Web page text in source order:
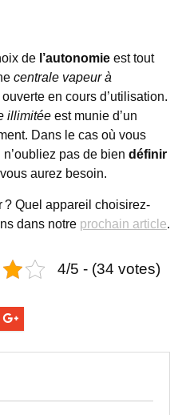
de l’autonomie est tout
centrale vapeur à
en cours d’utilisation.
illimitée est munie d’un
Dans le cas où vous
pas de bien définir
aurez besoin.
? Quel appareil choisirez-
dans notre prochain article.
4/5 - (34 votes)